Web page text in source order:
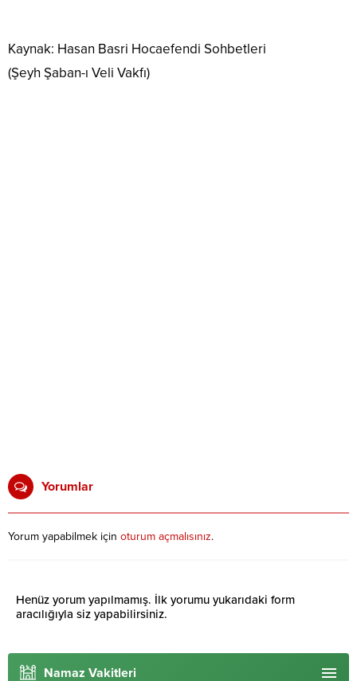
Kaynak: Hasan Basri Hocaefendi Sohbetleri
(Şeyh Şaban-ı Veli Vakfı)
Yorumlar
Yorum yapabilmek için oturum açmalısınız.
Henüz yorum yapılmamış. İlk yorumu yukarıdaki form
aracılığıyla siz yapabilirsiniz.
Namaz Vakitleri